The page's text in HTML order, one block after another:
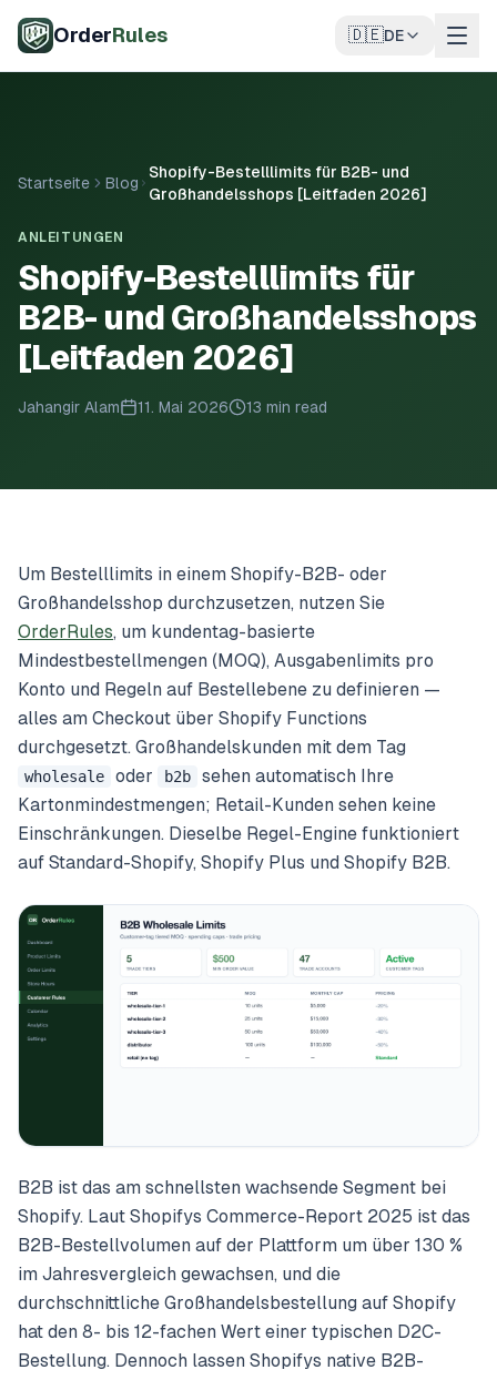
OrderRules 🇩🇪DE
Startseite Blog
Shopify-Bestelllimits für B2B- und
Großhandelsshops [Leitfaden 2026]
ANLEITUNGEN
Shopify-Bestelllimits für
B2B- und Großhandelsshops
[Leitfaden 2026]
Jahangir Alam 11. Mai 2026 13 min read
Um Bestelllimits in einem Shopify-B2B- oder
Großhandelsshop durchzusetzen, nutzen Sie
OrderRules, um kundentag-basierte
Mindestbestellmengen (MOQ), Ausgabenlimits pro
Konto und Regeln auf Bestellebene zu definieren —
alles am Checkout über Shopify Functions
durchgesetzt. Großhandelskunden mit dem Tag
wholesale oder b2b
sehen automatisch Ihre
Kartonmindestmengen; Retail-Kunden sehen keine
Einschränkungen. Dieselbe Regel-Engine funktioniert
auf Standard-Shopify, Shopify Plus und Shopify B2B.
B2B ist das am schnellsten wachsende Segment bei
Shopify. Laut Shopifys Commerce-Report 2025 ist das
B2B-Bestellvolumen auf der Plattform um über 130 %
im Jahresvergleich gewachsen, und die
durchschnittliche Großhandelsbestellung auf Shopify
hat den 8- bis 12-fachen Wert einer typischen D2C-
Bestellung. Dennoch lassen Shopifys native B2B-